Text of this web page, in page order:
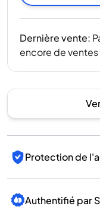
Dernière vente:
encore de ventes
Protection de
Authentifié par